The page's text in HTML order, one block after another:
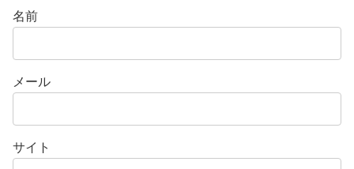
名前
メール
サイト